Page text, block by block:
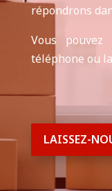
répondrons
Vous
téléphone ou
LAISSEZ-